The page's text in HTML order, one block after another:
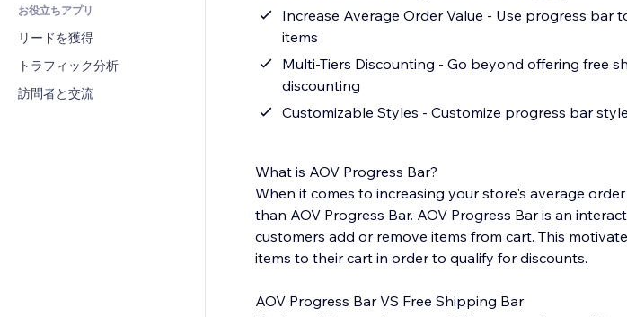
天気
チャート・テーブル
CRM
お役立ちアプリ
リードを獲得
トラフィック分析
訪問者と交流
Increase Average Order Value - Use progress bar
items
Multi-Tiers Discounting - Go beyond offering free
discounting
Customizable Styles - Customize progress bar
What is AOV Progress Bar?
When it comes to increasing your store's average
than AOV Progress Bar. AOV Progress Bar is an
customers add or remove items from cart. This
items to their cart in order to qualify for discounts.
AOV Progress Bar VS Free Shipping Bar